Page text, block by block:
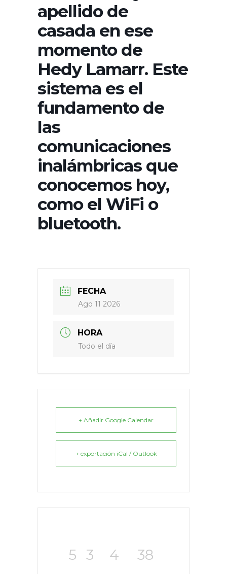
apellido de
casada en ese
momento de
Hedy Lamarr. Este
sistema es el
fundamento de
las
comunicaciones
inalámbricas que
conocemos hoy,
como el WiFi o
bluetooth.
FECHA
Ago 11 2026
HORA
Todo el día
+ Añadir Google Calendar
+ exportación iCal / Outlook
5 3 4 37